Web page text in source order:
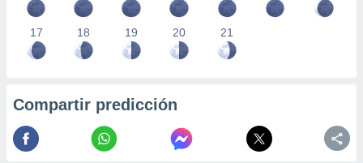
17 18 19 20 21
Compartir predicción